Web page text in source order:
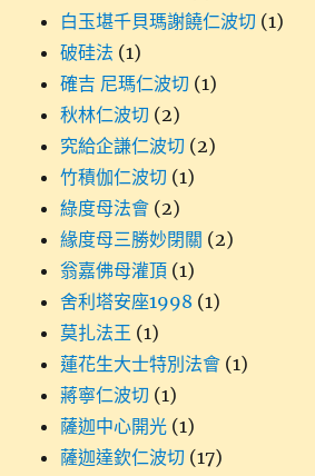
白玉堪千貝瑪謝饒仁波切 (1)
破硅法 (1)
確吉 尼瑪仁波切 (1)
秋林仁波切 (2)
究給企謙仁波切 (2)
竹積伽仁波切 (1)
綠度母法會 (2)
緣度母三勝妙閉關 (2)
翁嘉佛母灌頂 (1)
舍利塔安座1998 (1)
莫扎法王 (1)
蓮花生大士特別法會 (1)
蔣寧仁波切 (1)
薩迦中心開光 (1)
薩迦達欽仁波切 (17)